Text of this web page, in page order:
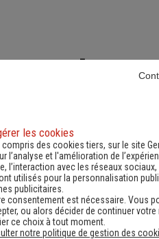
famille, l’étudiant
permet de définir le
aux bourses étudiantes
les cookies
des cookies tiers, sur le site
l’analyse et l'amélioration de
l’interaction avec les réseaux
utilisés pour la personnalisation
publicitaires.
consentement est nécessaire. Vous
ou alors décider de continuer
ce choix à tout moment.
notre politique de gestion des